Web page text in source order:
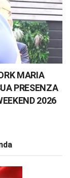
MARIA
PRESENZA
2026